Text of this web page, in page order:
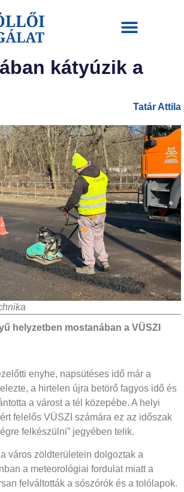
kátyúzik a
Tatár Attila
helyzetben mostanában a VÜSZI
enyhe, napsütéses idő már a
a hirtelen újra betörő fagyos idő és
a várost a tél közepébe. A helyi
felelős VÜSZI számára ez az időszak
felkészülni” jegyében telik.
város zöldterületein dolgoztak a
a meteorológiai fordulat miatt a
felváltották a sószórók és a tolólapok.